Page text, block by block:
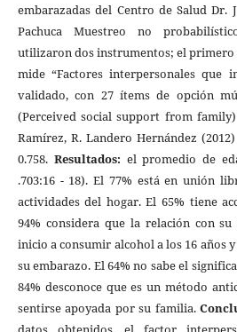
embarazadas del Centro de Salud Dr.
Pachuca Muestreo no
utilizaron dos instrumentos; el primero
mide “Factores interpersonales que
validado, con 27 ítems de opción
(Perceived social support from
Ramírez, R. Landero Hernández
0.758. Resultados: el promedio de
.703:16 - 18). El 77% está en unión
actividades del hogar. El 65% tiene
94% considera que la relación con su
inicio a consumir alcohol a los 16 años
su embarazo. El 64% no sabe el
84% desconoce que es un método
sentirse apoyada por su familia.